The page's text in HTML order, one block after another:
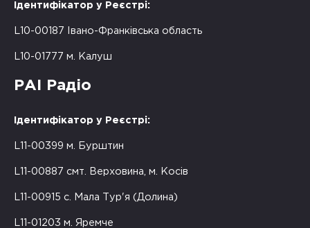
Ідентифікатор у Реєстрі:
L10-00187 Івано-Франківська область
L10-01777 м. Калуш
РАІ Радіо
Ідентифікатор у Реєстрі:
L11-00399 м. Бурштин
L11-00887 смт. Верховина, м. Косів
L11-00915 с. Мала Тур'я (Долина)
L11-01203 м. Яремче